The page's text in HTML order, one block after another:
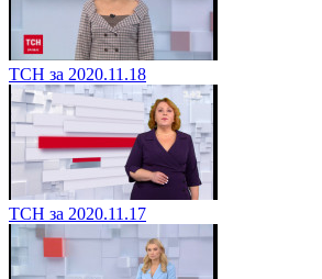
ТСН за 2020.11.18
ТСН за 2020.11.17